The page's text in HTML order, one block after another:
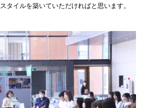
タイルを築いていただければと思います。